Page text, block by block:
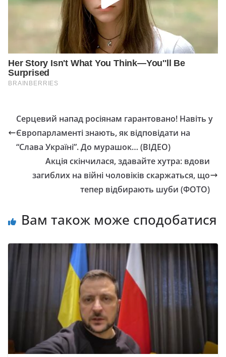
Серцевий напад росіянам гарантовано! Навіть у
Європарламенті знають, як відповідати на
“Слава Україні”. До мурашок… (ВІДЕО)
Акція скінчилася, здавайте хутра: вдови
загиблих на війні чоловіків скаржаться, що
тепер відбирають шуби (ФОТО)
Вам також може сподобатися